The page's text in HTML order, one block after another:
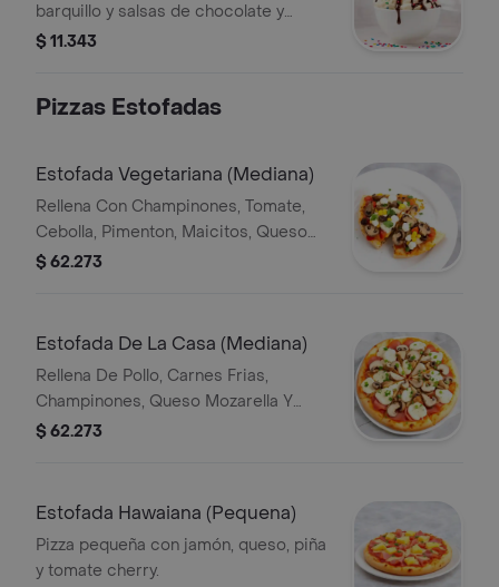
barquillo y salsas de chocolate y
caramelo.
$ 11.343
Pizzas Estofadas
Estofada Vegetariana (Mediana)
Rellena Con Champinones, Tomate,
Cebolla, Pimenton, Maicitos, Queso
Mozzarella Y Queso Crema.
$ 62.273
Estofada De La Casa (Mediana)
Rellena De Pollo, Carnes Frias,
Champinones, Queso Mozarella Y
Queso Crema.
$ 62.273
Estofada Hawaiana (Pequena)
Pizza pequeña con jamón, queso, piña
y tomate cherry.